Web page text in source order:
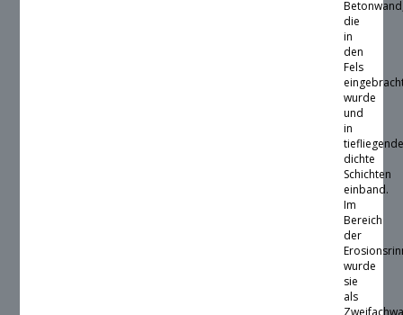
die
in
den
Fels
wurde
und
in
dichte
Schichten
einband.
Im
Bereich
der
wurde
sie
als